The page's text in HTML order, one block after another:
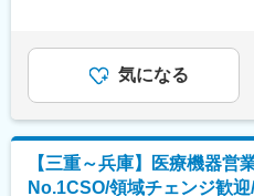
■手厚い福利厚生
・外勤手当（1日1,500円）
・社宅制度（家賃60％会社負
・転勤時の引越し費用負担
・単身赴任手当／帰省補助
オンコロジーを含め、希少疾
シャリスト、ゼネラリストど
■少数精鋭ならではの魅力～
できる環境です～
適切なフォローを実施するた
ており、プロジェクト終了の
め、隙間なくアサインするこ
給与補足＞■別途、外勤手当
の上、話し合いで決定賃金は
を通じて上下する可能性があ
た表記です。
気になる
【三重～兵庫】医療機器
No.1CSO/領域チェンジ歓